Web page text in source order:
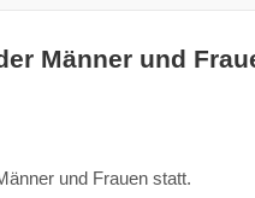
Männer und
und Frauen statt.